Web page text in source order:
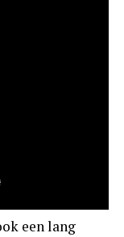
een lang